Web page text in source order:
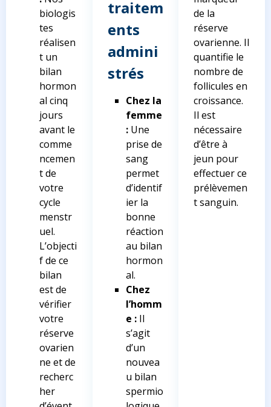
biologis
tes
réalisen
t un
bilan
hormon
al cinq
jours
avant le
comme
ncemen
t de
votre
cycle
menstr
uel.
L’objecti
f de ce
bilan
est de
vérifier
votre
réserve
ovarien
ne et de
recherc
her
traitem
ents
admini
strés
Chez la
femme
: Une
prise de
sang
permet
d’identif
ier la
bonne
réaction
au bilan
hormon
al.
Chez
l’homm
e : Il
s’agit
d’un
nouvea
u bilan
spermio
de la
réserve
ovarienne. Il
quantifie le
nombre de
follicules en
croissance.
Il est
nécessaire
d’être à
jeun pour
effectuer ce
prélèvemen
t sanguin.